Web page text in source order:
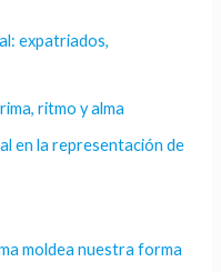
expatriados,
ritmo y alma
en la representación de
moldea nuestra forma